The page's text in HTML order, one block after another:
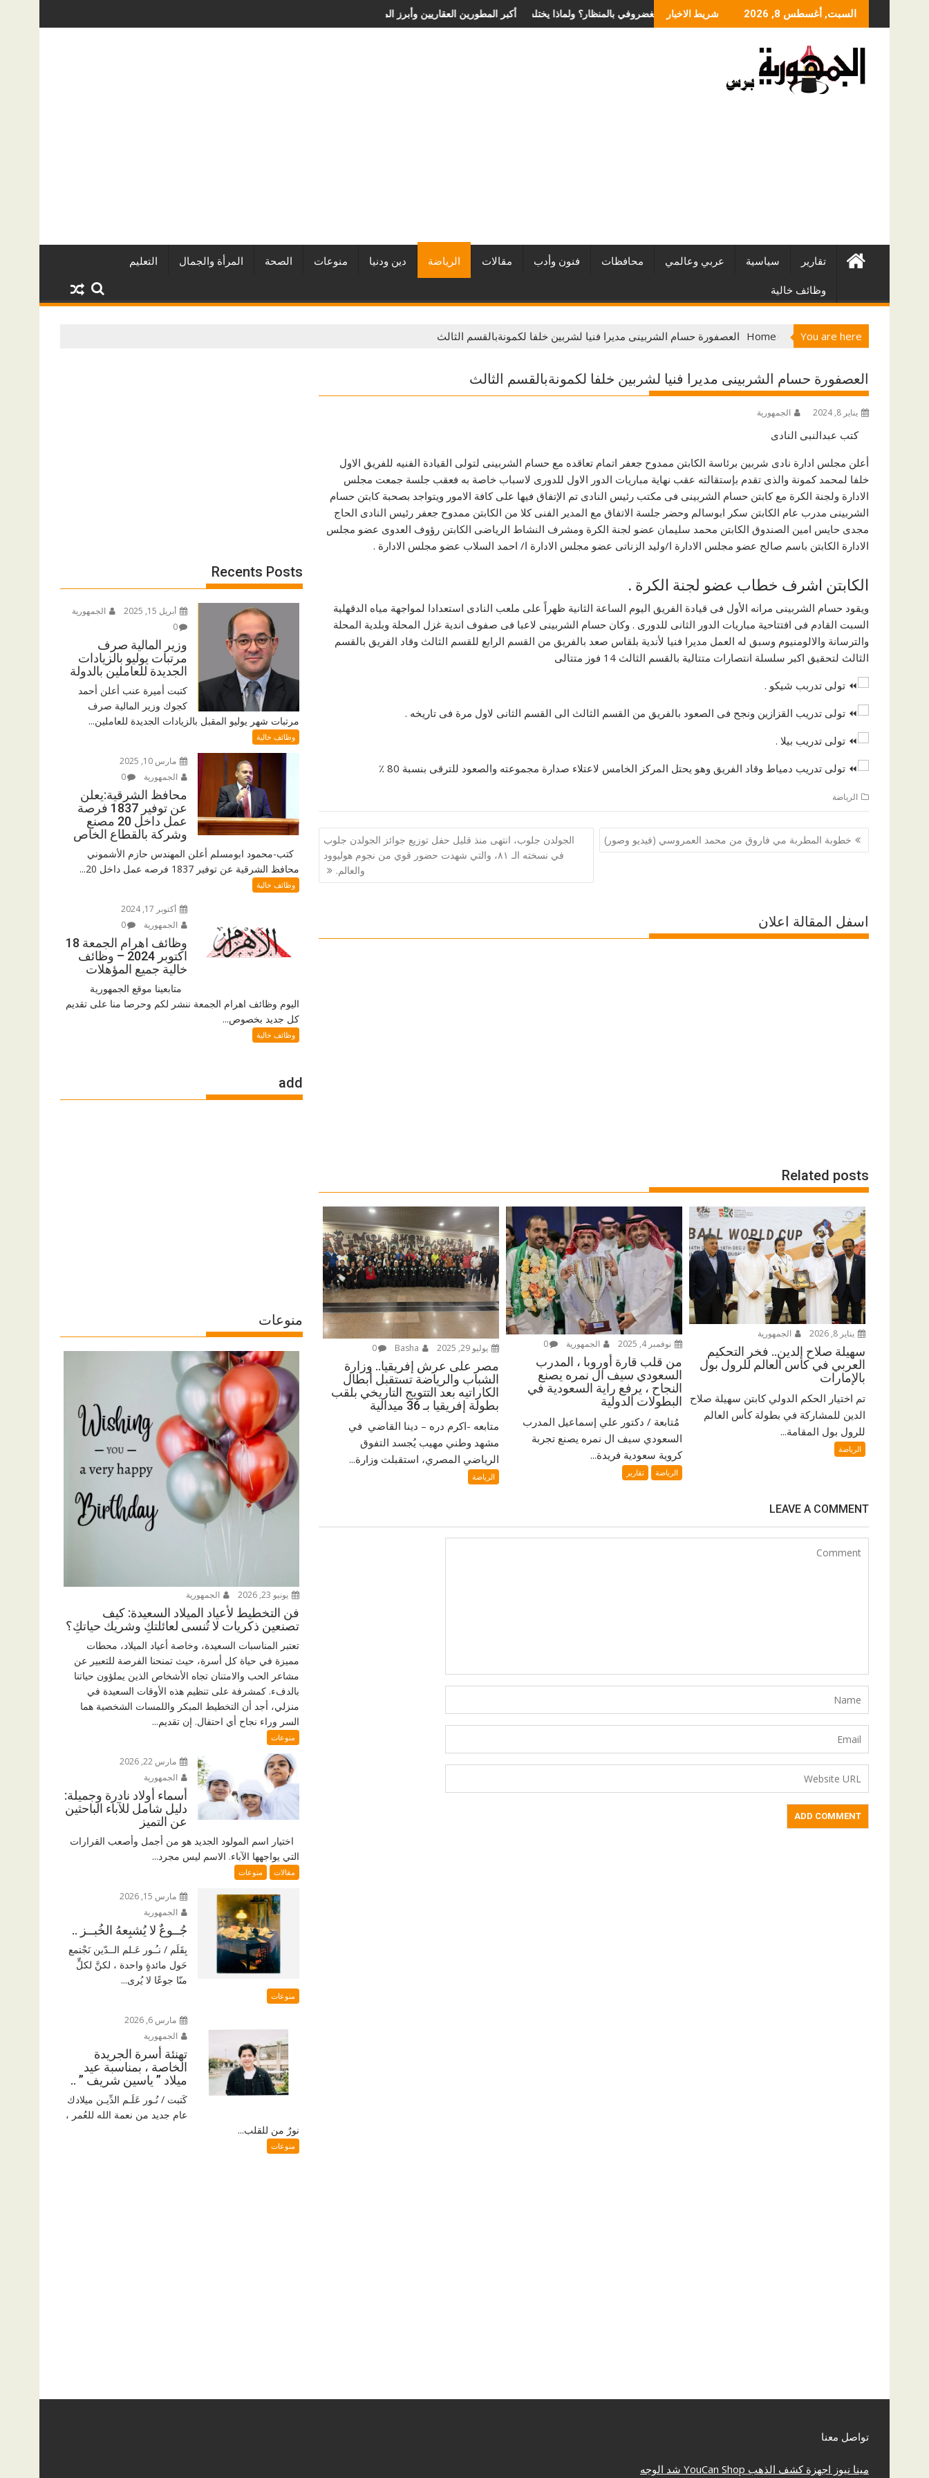
to
السبت, أغسطس 8, 2026 شريط الاخبار أفضل شركات التطوير العقاري في مصر من URE | أكبر المطورين العقاريين وأبرز المشروعاتما الذي يحدد سعر عملية الانزلاق الغضروفي بالمنظار؟ ولماذا يختلف من مريض لآخر؟
تقارير سياسية عربي وعالمي محافظات فنون وأدب مقالات الرياضة دين ودنيا منوعات الصحة المرأة والجمال التعليم
وظائف خالية
You are here
Home العصفورة حسام الشربينى مديرا فنيا لشربين خلفا لكمونةبالقسم الثالث
العصفورة حسام الشربينى مديرا فنيا لشربين خلفا لكمونةبالقسم الثالث
يناير 8, 2024 الجمهورية
كتب عبدالنبى النادى
أعلن مجلس ادارة نادى شربين برئاسة الكابتن ممدوح جعفر اتمام تعاقده مع حسام الشربينى لتولى القيادة الفنيه للفريق الاول
خلفا لمحمد كمونة والذى تقدم بإستقالته عقب نهاية مباريات الدور الاول للدورى لاسباب خاصة به فعقب جلسة جمعت مجلس
الادارة ولجنة الكرة مع كابتن حسام الشربينى فى مكتب رئيس النادى تم الإتفاق فيها على كافة الامور ويتواجد بصحبة كابتن حسام
الشربينى مدرب عام الكابتن سكر ابوسالم وحضر جلسة الاتفاق مع المدير الفنى كلا من الكابتن ممدوح جعفر رئيس النادى الحاج
مجدى حايس امين الصندوق الكابتن محمد سليمان عضو لجنة الكرة ومشرف النشاط الرياضى الكابتن رؤوف العدوى عضو مجلس
الادارة الكابتن باسم صالح عضو مجلس الادارة ا/وليد الزناتى عضو مجلس الادارة ا/ احمد السلاب عضو مجلس الادارة .
الكابتن اشرف خطاب عضو لجنة الكرة .
ويقود حسام الشربينى مرانه الأول فى قيادة الفريق اليوم الساعة الثانية ظهراً على ملعب النادى استعدادا لمواجهة مياه الدقهلية
السبت القادم فى افتتاحية مباريات الدور الثانى للدورى . وكان حسام الشربينى لاعبا فى صفوف اندية غزل المحلة وبلدية المحلة
والترسانة والالومنيوم وسبق له العمل مديرا فنيا لأندية بلقاس صعد بالفريق من القسم الرابع للقسم الثالث وقاد الفريق بالقسم
الثالث لتحقيق اكبر سلسلة انتصارات متتالية بالقسم الثالث 14 فوز متتالى
تولى تدربب شيكو .
تولى تدريب القزازين ونجح فى الصعود بالفريق من القسم الثالث الى القسم الثانى لاول مرة فى تاريخه .
تولى تدريب بيلا .
تولى تدريب دمياط وقاد الفريق وهو يحتل المركز الخامس لاعتلاء صدارة مجموعته والصعود للترقى بنسبة 80 ٪
الرياضة
تصفّح
المقالات
خطوبة المطربة مي فاروق من محمد العمروسي (فيديو وصور)
الجولدن جلوب، انتهى منذ قليل حفل توزيع جوائز الجولدن جلوب
في نسخته الـ ٨١، والتي شهدت حضور قوي من نجوم هوليوود
والعالم.
اسفل المقالة اعلان
Related posts
يناير 8, 2026 الجمهورية
سهيلة صلاح الدين.. فخر التحكيم
العربي في كأس العالم للرول بول
بالإمارات
تم اختيار الحكم الدولي كابتن سهيلة صلاح
الدين للمشاركة في بطولة كأس العالم
للرول بول المقامة...
الرياضة
نوفمبر 4, 2025 الجمهورية 0
من قلب قارة أوروبا ، المدرب
السعودي سيف ال نمره يصنع
النجاح ، يرفع راية السعودية في
البطولات الدولية
‎ مُتابعة / دكتور علي إسماعيل ‎المدرب
السعودي سيف ال نمره يصنع تجربة
كروية سعودية فريدة...
الرياضة تقارير
يوليو 29, 2025 0
مصر على عرش إفريقيا.. وزارة
الشباب والرياضة تستقبل أبطال
الكاراتيه بعد التتويج التاريخي بلقب
بطولة إفريقيا بـ 36 ميدالية
متابعه -اكرم دره – دينا القاضي في
مشهد وطني مهيب يُجسد التفوق
الرياضي المصري، استقبلت وزارة...
الرياضة
LEAVE A COMMENT
Recents Posts
أبريل 15, 2025
الجمهورية
0
وزير المالية صرف
مرتبات يوليو بالزيادات
الجديدة للعاملين بالدولة
كتبت أميرة عنب أعلن أحمد
كجوك وزير المالية صرف
مرتبات شهر يوليو المقبل بالزيادات الجديدة للعاملين...
وظائف خالية
مارس 10, 2025
الجمهورية
0
محافظ الشرقية:يعلن
عن توفير 1837 فرصة
عمل داخل 20 مصنع
وشركة بالقطاع الخاص
كتب-محمود ابومسلم أعلن المهندس حازم الأشموني
محافظ الشرقية عن توفير 1837 فرصه عمل داخل 20...
وظائف خالية
أكتوبر 17, 2024
الجمهورية
0
وظائف اهرام الجمعة 18
اكتوبر 2024 – وظائف
خالية جميع المؤهلات
متابعينا موقع الجمهورية
اليوم وظائف اهرام الجمعة ننشر لكم وحرصا منا على تقديم
كل جديد بخصوص...
وظائف خالية
add
منوعات
يونيو 23, 2026 الجمهورية
فن التخطيط لأعياد الميلاد السعيدة: كيف
تصنعين ذكريات لا تُنسى لعائلتكِ وشريك حياتكِ؟
تعتبر المناسبات السعيدة، وخاصة أعياد الميلاد، محطات
مميزة في حياة كل أسرة، حيث تمنحنا الفرصة للتعبير عن
مشاعر الحب والامتنان تجاه الأشخاص الذين يملؤون حياتنا
بالدفء. كمشرفة على تنظيم هذه الأوقات السعيدة في
منزلي، أجد أن التخطيط المبكر واللمسات الشخصية هما
السر وراء نجاح أي احتفال. إن تقديم...
منوعات
مارس 22, 2026
الجمهورية
أسماء أولاد نادرة وجميلة:
دليل شامل للآباء الباحثين
عن التميز
اختيار اسم المولود الجديد هو من أجمل وأصعب القرارات
التي يواجهها الآباء. الاسم ليس مجرد...
مقالات منوعات
مارس 15, 2026
الجمهورية
جُــوعٌ لا يُشبِعهُ الخُبــز ..
بِقَلَم / نـُـور عَـلم الــدّين نَجْتمع
حَول مائدةٍ واحدة ، لكنَّ لكلٍّ
منّا جوعًا لا يُرى...
منوعات
مارس 6, 2026
الجمهورية
تهنئة أسرة الجريدة
الخاصة ، بمناسبة عيد
ميلاد ” ياسين شريف ” ..
كَتبت / نُـور عَلَـم الدِّيـن ميلادك
عام جديد من نعمة الله للعُمر ،
نورٌ من للقلب...
منوعات
تواصل معنا
مينا نيوز اجهزة كشف الذهب YouCan Shop شد الوجه